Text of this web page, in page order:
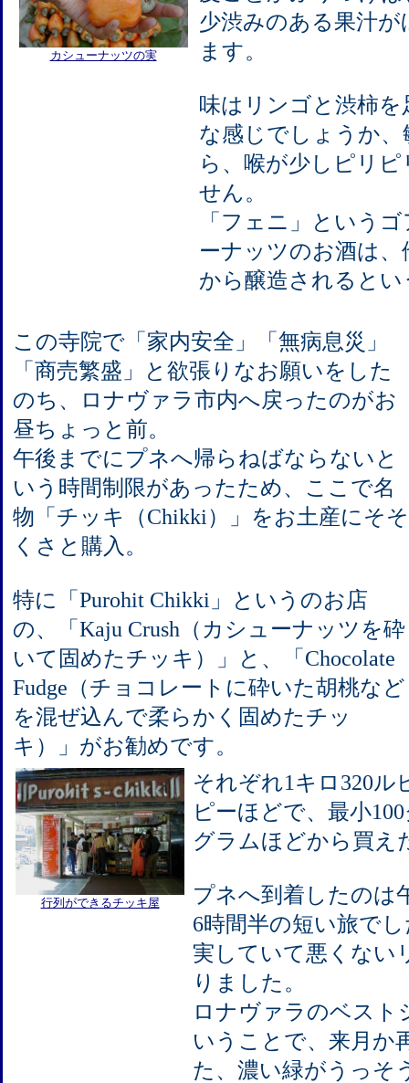
カシューナッツの実
少渋みのある果汁
ます。
味はリンゴと渋柿
な感じでしょうか
ら、喉が少しピリ
せん。
「フェニ」という
ーナッツのお酒は
から醸造されると
この寺院で「家内安全」「無病息災」
「商売繁盛」と欲張りなお願いをした
のち、ロナヴァラ市内へ戻ったのがお
昼ちょっと前。
午後までにプネへ帰らねばならないと
いう時間制限があったため、ここで名
物「チッキ（Chikki）」をお土産にそそ
くさと購入。
特に「Purohit Chikki」というのお店
の、「Kaju Crush（カシューナッツを砕
いて固めたチッキ）」と、「Chocolate
Fudge（チョコレートに砕いた胡桃など
を混ぜ込んで柔らかく固めたチッ
キ）」がお勧めです。
行列ができるチッキ屋
それぞれ1キロ320ル
ピーほどで、最小
グラムほどから買え
プネへ到着したのは
6時間半の短い旅で
実していて悪くない
りました。
ロナヴァラのベスト
いうことで、来月か
た、濃い緑がうっそ